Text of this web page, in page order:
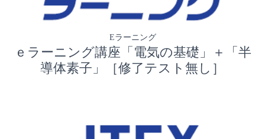
Eラーニング
ｅラーニング講座「電気の基礎」＋「半
導体素子」［修了テスト無し］